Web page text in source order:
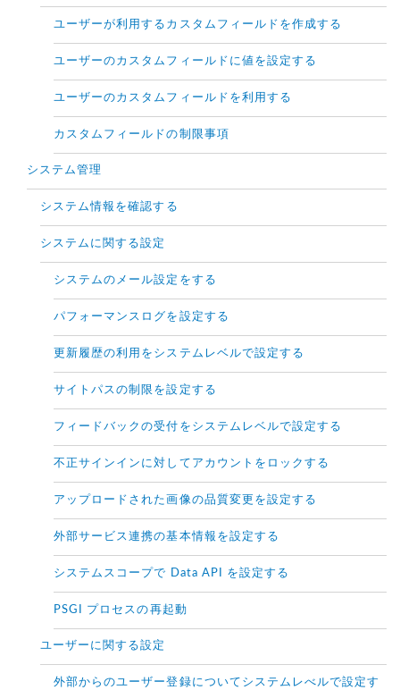
ユーザーが利用するカスタムフィールドを作成する
ユーザーのカスタムフィールドに値を設定する
ユーザーのカスタムフィールドを利用する
カスタムフィールドの制限事項
システム管理
システム情報を確認する
システムに関する設定
システムのメール設定をする
パフォーマンスログを設定する
更新履歴の利用をシステムレベルで設定する
サイトパスの制限を設定する
フィードバックの受付をシステムレベルで設定する
不正サインインに対してアカウントをロックする
アップロードされた画像の品質変更を設定する
外部サービス連携の基本情報を設定する
システムスコープで Data API を設定する
PSGI プロセスの再起動
ユーザーに関する設定
外部からのユーザー登録についてシステムレべルで設定す